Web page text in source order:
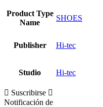
Product Type
Name
SHOES
Publisher Hi-tec
Studio Hi-tec
Suscribirse
Notificación de